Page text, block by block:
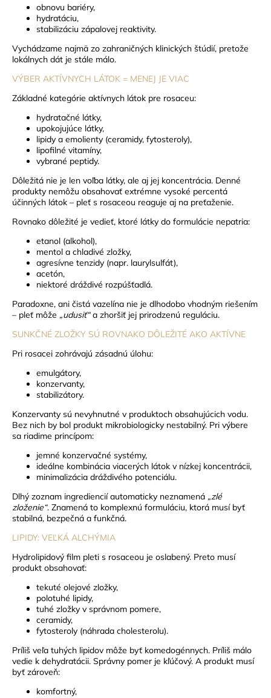
obnovu bariéry,
hydratáciu,
stabilizáciu zápalovej reaktivity.
Vychádzame najmä zo zahraničných klinických štúdií, pretože
lokálnych dát je stále málo.
VÝBER AKTÍVNYCH LÁTOK = MENEJ JE VIAC
Základné kategórie aktívnych látok pre rosaceu:
hydratačné látky,
upokojujúce látky,
lipidy a emolienty (ceramidy, fytosteroly),
lipofilné vitamíny,
vybrané peptidy.
Dôležitá nie je len voľba látky, ale aj jej koncentrácia. Denné
produkty nemôžu obsahovať extrémne vysoké percentá
účinných látok – pleť s rosaceou reaguje aj na preťaženie.
Rovnako dôležité je vedieť, ktoré látky do formulácie nepatria:
etanol (alkohol),
mentol a chladivé zložky,
agresívne tenzidy (napr. laurylsulfát),
acetón,
niektoré dráždivé rozpúšťadlá.
Paradoxne, ani čistá vazelína nie je dlhodobo vhodným riešením
– pleť môže „udusiť“a zhoršiť jej prirodzenú reguláciu.
SUNKČNÉ ZLOŽKY SÚ ROVNAKO DÔLEŽITÉ AKO AKTÍVNE
Pri rosacei zohrávajú zásadnú úlohu:
emulgátory,
konzervanty,
stabilizátory.
Konzervanty sú nevyhnutné v produktoch obsahujúcich vodu.
Bez nich by bol produkt mikrobiologicky nestabilný. Pri výbere
sa riadime princípom:
jemné konzervačné systémy,
ideálne kombinácia viacerých látok v nízkej koncentrácii,
minimalizácia dráždivého potenciálu.
Dlhý zoznam ingrediencií automaticky neznamená „zlé
zloženie“. Znamená to komplexnú formuláciu, ktorá musí byť
stabilná, bezpečná a funkčná.
LIPIDY: VEĽKÁ ALCHÝMIA
Hydrolipidový film pleti s rosaceou je oslabený. Preto musí
produkt obsahovať:
tekuté olejové zložky,
polotuhé lipidy,
tuhé zložky v správnom pomere,
ceramidy,
fytosteroly (náhrada cholesterolu).
Príliš veľa tuhých lipidov môže byť komedogénnych. Príliš málo
vedie k dehydratácii. Správny pomer je kľúčový. A produkt musí
byť zároveň:
komfortný,